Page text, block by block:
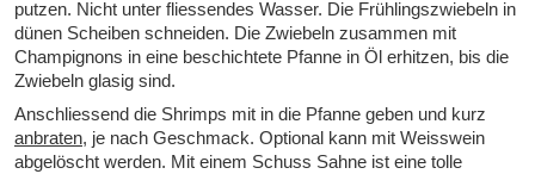
putzen. Nicht unter fliessendes Wasser. Die Frühlingszwiebeln in
dünen Scheiben schneiden. Die Zwiebeln zusammen mit
Champignons in eine beschichtete Pfanne in Öl erhitzen, bis die
Zwiebeln glasig sind.
Anschliessend die Shrimps mit in die Pfanne geben und kurz
anbraten, je nach Geschmack. Optional kann mit Weisswein
abgelöscht werden. Mit einem Schuss Sahne ist eine tolle